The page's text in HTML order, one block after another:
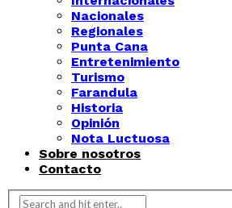
Nacionales
Regionales
Punta Cana
Entretenimiento
Turismo
Farandula
Historia
Opinión
Nota Luctuosa
Sobre nosotros
Contacto